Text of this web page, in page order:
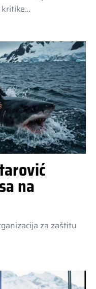
kritike…
na
za zaštitu